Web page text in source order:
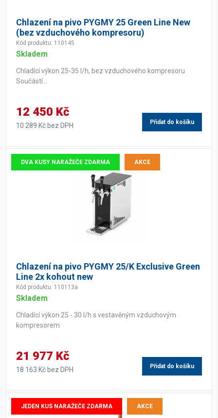
Chlazení na pivo PYGMY 25 Green Line New
(bez vzduchového kompresoru)
Kód produktu: 110145
Skladem
Chladící výkon 25-35 l/h, bez vzduchového kompresoru
Součástí...
12 450 Kč
10 289 Kč bez DPH Přidat do košíku
DVA KUSY NARAŽEČE ZDARMA AKCE
Chlazení na pivo PYGMY 25/K Exclusive Green
Line 2x kohout new
Kód produktu: 110113a
Skladem
Chladící výkon 25 - 30 l/h s vestavěným vzduchovým
kompresorem
21 977 Kč
18 163 Kč bez DPH Přidat do košíku
JEDEN KUS NARAŽEČE ZDARMA AKCE